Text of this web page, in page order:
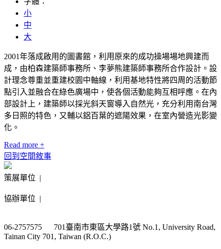
小
中
大
2001年落成啟用的圖書館，利用原來的成功操場場地興建而
成，由柏森建築師事務所、李夢熊建築師事務所合作設計。設
計理念尊重並重建校園中軸線，利用基地特性將四周的活動節
點引入並融合在綠色廣場中，使各個活動能夠互相呼應。在內
部設計上，建築師以採光斜天窗導入自然光，充分利用南台灣
多日照的特色，又輔以鋁百葉的遮陽效果，在室內營造光影變
化。
Read more +
回到空間敘事
策展單位 |
協辦單位 |
06-2757575 701臺南市東區大學路1號 No.1, University Road,
Tainan City 701, Taiwan (R.O.C.)